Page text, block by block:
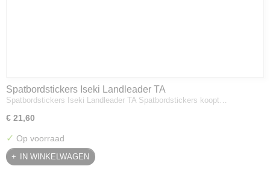
Spatbordstickers Iseki Landleader TA
Spatbordstickers Iseki Landleader TA Spatbordstickers koopt…
€ 21,60
✓ Op voorraad
IN WINKELWAGEN